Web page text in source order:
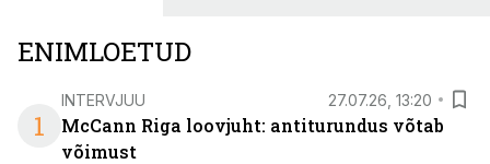
ENIMLOETUD
1
INTERVJUU 27.07.26, 13:20
McCann Riga loovjuht: antiturundus võtab
võimust